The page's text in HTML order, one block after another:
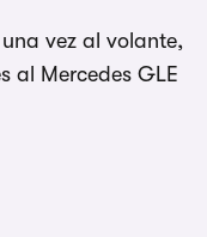
vez al volante,
al Mercedes GLE